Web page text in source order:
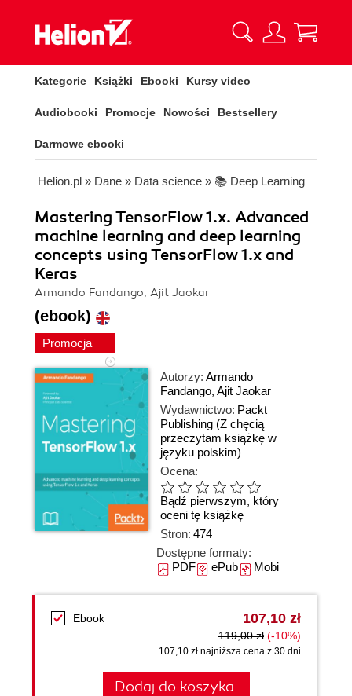
Kategorie Książki Ebooki Kursy video
Audiobooki Promocje Nowości Bestsellery
Darmowe ebooki
Helion.pl » Dane » Data science » 📚 Deep Learning
Mastering TensorFlow 1.x. Advanced
machine learning and deep learning
concepts using TensorFlow 1.x and
Keras
Armando Fandango, Ajit Jaokar
(ebook)
Promocja
Autorzy: Armando
Fandango, Ajit Jaokar
Wydawnictwo: Packt
Publishing (Z chęcią
przeczytam książkę w
języku polskim)
Ocena:
Bądź pierwszym, który
oceni tę książkę
Stron: 474
Dostępne formaty:
PDFePubMobi
Ebook 107,10 zł
119,00 zł (-10%)
107,10 zł najniższa cena z 30 dni
Dodaj do koszyka